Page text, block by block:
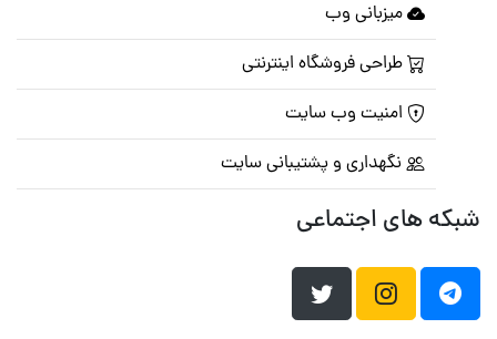
میزبانی وب
طراحی فروشگاه اینترنتی
امنیت وب سایت
نگهداری و پشتیبانی سایت
شبکه های اجتماعی